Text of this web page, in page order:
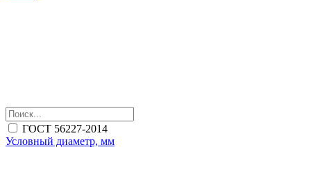
ГОСТ 56227-2014
Условный диаметр, мм